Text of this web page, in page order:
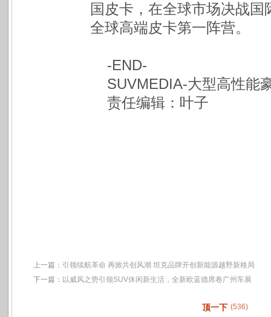
国皮卡，在全球市场决战
全球高端皮卡第一阵营。
-END-
SUVMEDIA-大型高性能
责任编辑：叶子
上一篇： 引领续航革命 再掀共创风潮 坦克品牌开创新能源越野新格局
下一篇： 以威风之势引领SUV休闲新生活，全新欧蓝德席卷广州车展
顶一下 (536)